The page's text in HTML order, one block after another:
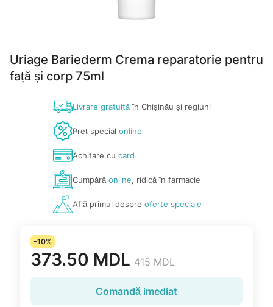
Uriage Bariederm Crema reparatorie pentru
față și corp 75ml
Livrare gratuităîn Chișinău și regiuni
Preț special online
Achitare cu card
Cumpărăonline, ridică în farmacie
Află primul despre oferte speciale
-10%
373.50 MDL 415 MDL
Comandă imediat